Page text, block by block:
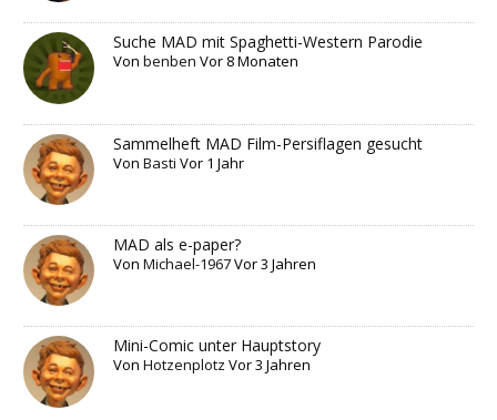
Suche MAD mit Spaghetti-Western Parodie
Vonbenben Vor 8 Monaten
Sammelheft MAD Film-Persiflagen gesucht
VonBasti Vor 1 Jahr
MAD als e-paper?
VonMichael-1967Vor 3 Jahren
Mini-Comic unter Hauptstory
VonHotzenplotz Vor 3 Jahren